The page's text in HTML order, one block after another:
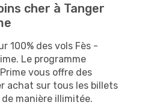
cher à Tanger
100% des vols Fès -
Le programme
vous offre des
achat sur tous les billets
manière illimitée.